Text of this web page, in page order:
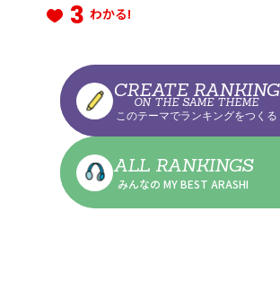
3 わかる!
CREATE RANKING
ON THE SAME THEME
このテーマでランキングをつくる
ALL RANKINGS
みんなの MY BEST ARASHI